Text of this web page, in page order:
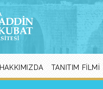
HAKKIMIZDA TANITIM FILMI